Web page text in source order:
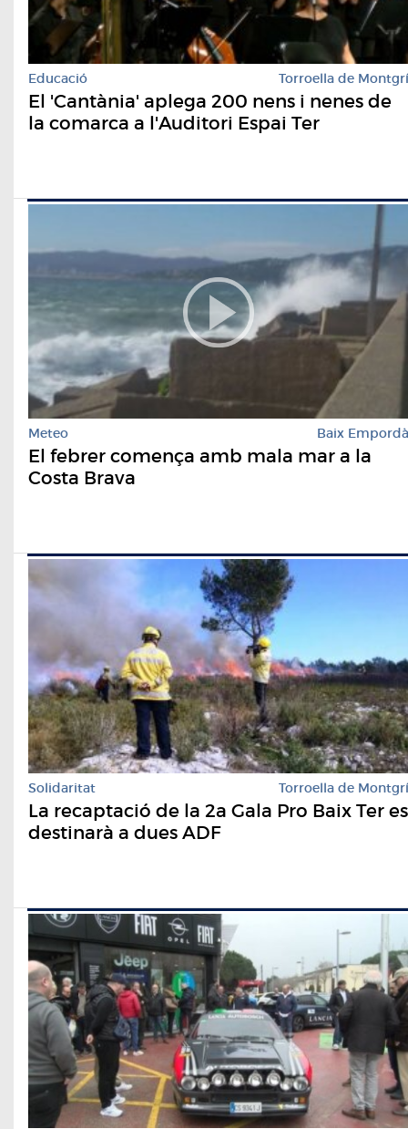
Educació Torroella de Montgrí
El 'Cantània' aplega 200 nens i nenes de
la comarca a l'Auditori Espai Ter
Meteo Baix Empordà
El febrer comença amb mala mar a la
Costa Brava
Solidaritat Torroella de Montgrí
La recaptació de la 2a Gala Pro Baix Ter es
destinarà a dues ADF